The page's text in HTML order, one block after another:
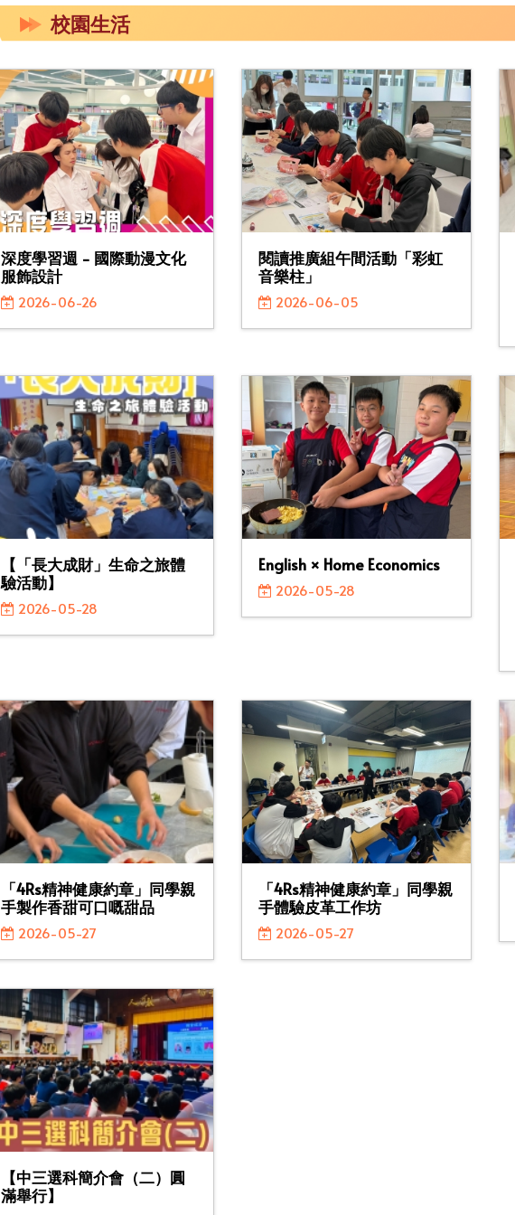
校園生活
深度學習週 - 國際動漫文化
服飾設計
2026-06-26
閱讀推廣組午間活動「彩虹
音樂柱」
2026-06-05
【「長大成財」生命之旅體
驗活動】
2026-05-28
English × Home Economics
2026-05-28
「4Rs精神健康約章」同學親
手製作香甜可口嘅甜品
2026-05-27
「4Rs精神健康約章」同學親
手體驗皮革工作坊
2026-05-27
【中三選科簡介會（二）圓
滿舉行】